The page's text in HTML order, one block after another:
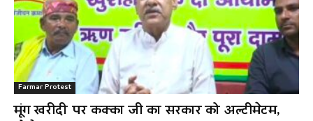
Farmar Protest
मूंग खरीदी पर कक्का जी का सरकार को अल्टीमेटम,